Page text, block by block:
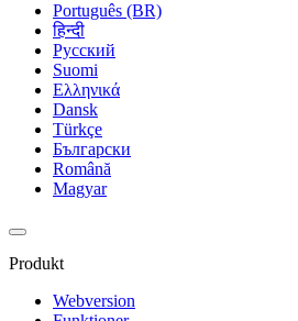
Português (BR)
हिन्दी
Русский
Suomi
Ελληνικά
Dansk
Türkçe
Български
Română
Magyar
Produkt
Webversion